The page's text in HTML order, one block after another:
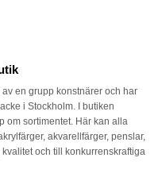
en grupp konstnärer och har
i Stockholm. I butiken
om sortimentet. Här kan alla
akvarellfärger, penslar,
och till konkurrenskraftiga